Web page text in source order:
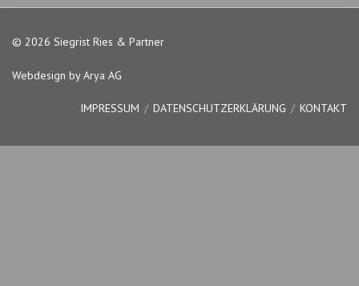
© 2026 Siegrist Ries & Partner
Webdesign by Arya AG
IMPRESSUM DATENSCHUTZERKLÄRUNG KONTAKT